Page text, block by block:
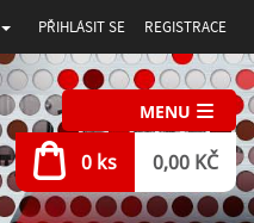
PŘIHLÁSIT SE REGISTRACE
MENU
0 ks 0,00 KČ